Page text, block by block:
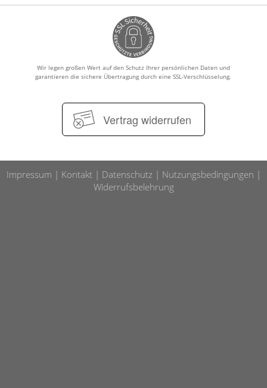
Wir legen großen Wert auf den Schutz Ihrer persönlichen Daten und
garantieren die sichere Übertragung durch eine SSL-Verschlüsselung.
Vertrag widerrufen
Impressum Kontakt Datenschutz
Nutzungsbedingungen
Widerrufsbelehrung